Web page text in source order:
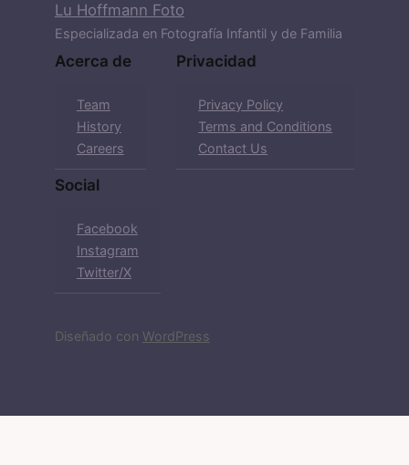
Lu Hoffmann Foto
Especializada en Fotografía Infantil y de Familia
Acerca de
Team
History
Careers
Privacidad
Privacy Policy
Terms and Conditions
Contact Us
Social
Facebook
Instagram
Twitter/X
Diseñado con WordPress